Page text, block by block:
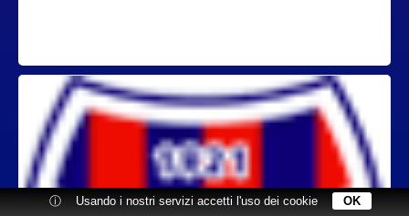
ⓘ Usando i nostri servizi accetti l'uso dei cookie OK